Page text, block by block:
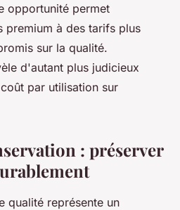
opportunité permet
premium à des tarifs plus
sur la qualité.
d'autant plus judicieux
par utilisation sur
: préserver
qualité représente un